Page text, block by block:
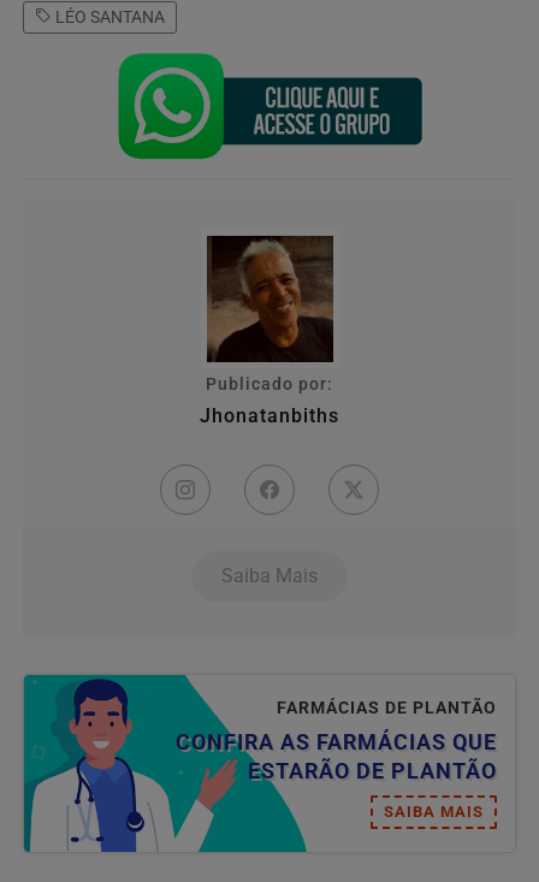
LÉO SANTANA
Publicado por:
Jhonatanbiths
Saiba Mais
FARMÁCIAS DE PLANTÃO
CONFIRA AS FARMÁCIAS QUE
ESTARÃO DE PLANTÃO
SAIBA MAIS